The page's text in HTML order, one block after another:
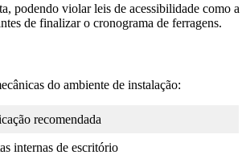
podendo violar leis de acessibilidade como a
de finalizar o cronograma de ferragens.
do ambiente de instalação:
recomendada
internas de escritório